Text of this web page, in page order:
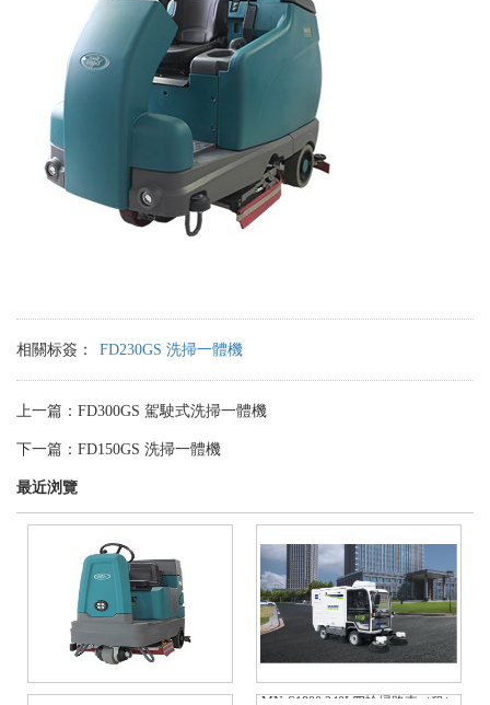
相關标簽： FD230GS 洗掃一體機
上一篇： FD300GS 駕駛式洗掃一體機
下一篇： FD150GS 洗掃一體機
最近浏覽